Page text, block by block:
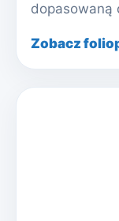
dopasowaną
Zobacz